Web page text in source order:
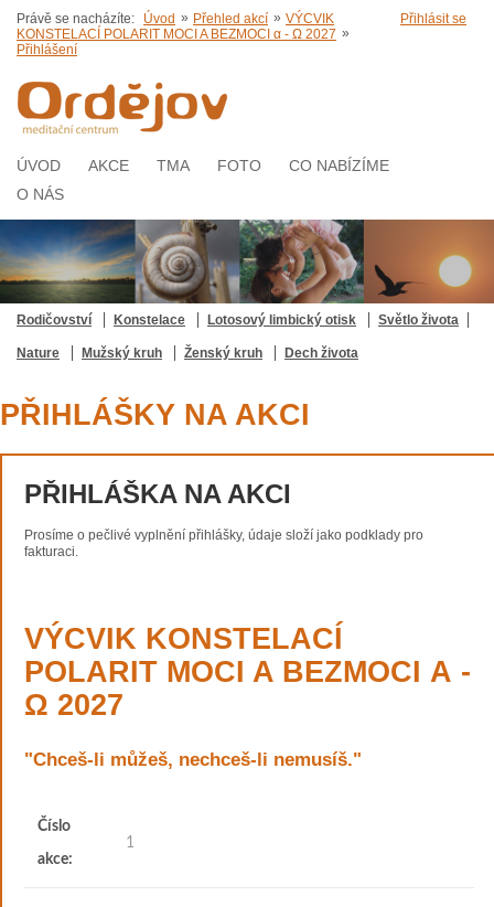
Přihlásit se
Právě se nacházíte: Úvod » Přehled akcí » VÝCVIK
KONSTELACÍ POLARIT MOCI A BEZMOCI α - Ω 2027 »
Přihlášení
ÚVOD AKCE TMA FOTO
CO NABÍZÍME
O NÁS
Rodičovství Konstelace Lotosový limbický otisk Světlo života
Nature Mužský kruh Ženský kruh Dech života
PŘIHLÁŠKY NA AKCI
PŘIHLÁŠKA NA AKCI
Prosíme o pečlivé vyplnění přihlášky, údaje složí jako podklady pro
fakturaci.
VÝCVIK KONSTELACÍ
POLARIT MOCI A BEZMOCI Α -
Ω 2027
"Chceš-li můžeš, nechceš-li nemusíš."
Číslo
akce:
1